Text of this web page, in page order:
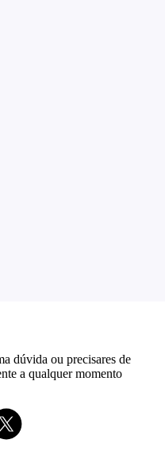
dúvida ou precisares de
a qualquer momento